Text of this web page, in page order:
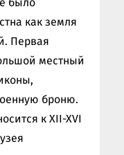
как земля
Первая
местный
броню.
к XII-XVI